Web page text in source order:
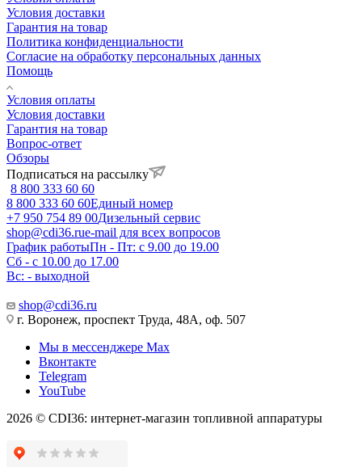
Условия доставки
Гарантия на товар
Политика конфиденциальности
Согласие на обработку персональных данных
Помощь
Условия оплаты
Условия доставки
Гарантия на товар
Вопрос-ответ
Обзоры
Подписаться на рассылку
8 800 333 60 60
8 800 333 60 60Единый номер
+7 950 754 89 00Дизельный сервис
shop@cdi36.rue-mail для всех вопросов
График работыПн - Пт: с 9.00 до 19.00
Сб - с 10.00 до 17.00
Вс: - выходной
shop@cdi36.ru
г. Воронеж, проспект Труда, 48А, оф. 507
Мы в мессенджере Max
Вконтакте
Telegram
YouTube
2026 © CDI36: интернет-магазин топливной аппаратуры